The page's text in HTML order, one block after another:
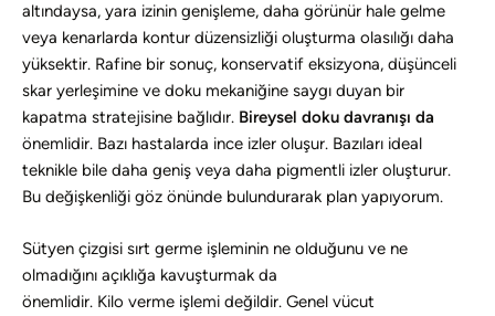
altındaysa, yara izinin genişleme, daha görünür hale gelme
veya kenarlarda kontur düzensizliği oluşturma olasılığı daha
yüksektir. Rafine bir sonuç, konservatif eksizyona, düşünceli
skar yerleşimine ve doku mekaniğine saygı duyan bir
kapatma stratejisine bağlıdır. Bireysel doku davranışı da
önemlidir. Bazı hastalarda ince izler oluşur. Bazıları ideal
teknikle bile daha geniş veya daha pigmentli izler oluşturur.
Bu değişkenliği göz önünde bulundurarak plan yapıyorum.
Sütyen çizgisi sırt germe işleminin ne olduğunu ve ne
olmadığını açıklığa kavuşturmak da
önemlidir. Kilo verme işlemi değildir. Genel vücut